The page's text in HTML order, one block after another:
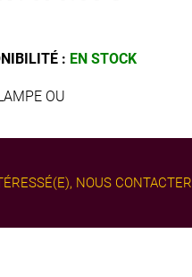
: EN STOCK
OU
NOUS CONTACTER